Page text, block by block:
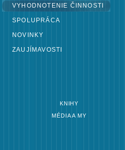
VYHODNOTENIE ČINNOSTI
SPOLUPRÁCA
NOVINKY
ZAUJÍMAVOSTI
KNIHY
MÉDIA A MY